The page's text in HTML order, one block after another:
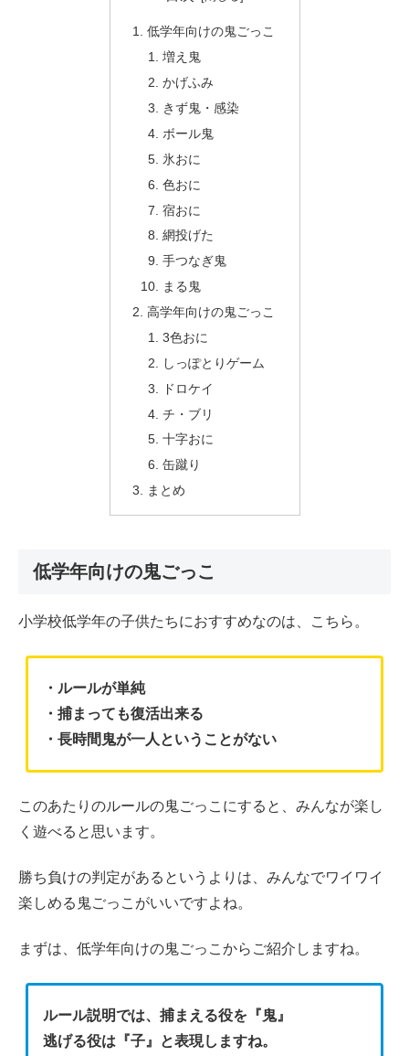
低学年向けの鬼ごっこ
増え鬼
かげふみ
きず鬼・感染
ボール鬼
氷おに
色おに
宿おに
網投げた
手つなぎ鬼
まる鬼
高学年向けの鬼ごっこ
3色おに
しっぽとりゲーム
ドロケイ
チ・ブリ
十字おに
缶蹴り
まとめ
低学年向けの鬼ごっこ
小学校低学年の子供たちにおすすめなのは、こちら。
・ルールが単純
・捕まっても復活出来る
・長時間鬼が一人ということがない
このあたりのルールの鬼ごっこにすると、みんなが楽し
く遊べると思います。
勝ち負けの判定があるというよりは、みんなでワイワイ
楽しめる鬼ごっこがいいですよね。
まずは、低学年向けの鬼ごっこからご紹介しますね。
ルール説明では、捕まえる役を『鬼』
逃げる役は『子』と表現しますね。